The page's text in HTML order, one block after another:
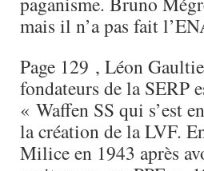
mais il n’a pas fait
Page 129 , Léon
fondateurs de la SERP
« Waffen SS qui s’est
la création de la LVF.
Milice en 1943 après